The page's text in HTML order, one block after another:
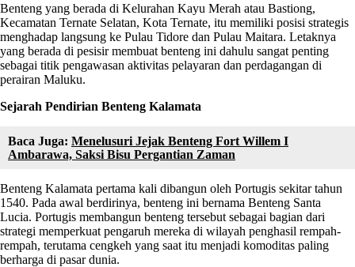
Benteng yang berada di Kelurahan Kayu Merah atau Bastiong,
Kecamatan Ternate Selatan, Kota Ternate, itu memiliki posisi strategis
menghadap langsung ke Pulau Tidore dan Pulau Maitara. Letaknya
yang berada di pesisir membuat benteng ini dahulu sangat penting
sebagai titik pengawasan aktivitas pelayaran dan perdagangan di
perairan Maluku.
Sejarah Pendirian Benteng Kalamata
Baca Juga: Menelusuri Jejak Benteng Fort Willem I
Ambarawa, Saksi Bisu Pergantian Zaman
Benteng Kalamata pertama kali dibangun oleh Portugis sekitar tahun
1540. Pada awal berdirinya, benteng ini bernama Benteng Santa
Lucia. Portugis membangun benteng tersebut sebagai bagian dari
strategi memperkuat pengaruh mereka di wilayah penghasil rempah-
rempah, terutama cengkeh yang saat itu menjadi komoditas paling
berharga di pasar dunia.